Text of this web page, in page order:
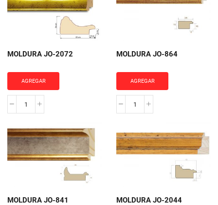
MOLDURA JO-2072
AGREGAR
MOLDURA
2072
cantidad
MOLDURA JO-864
AGREGAR
MOLDURA
864
cantidad
MOLDURA JO-841 MOLDURA JO-2044